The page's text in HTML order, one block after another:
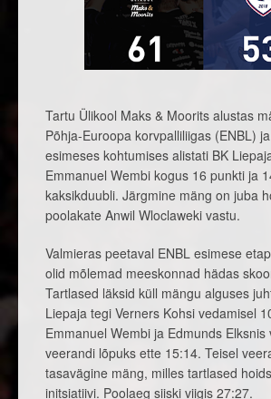
Tartu Ülikool Maks & Moorits alustas
Põhja-Euroopa korvpalliliigas (ENBL)
esimeses kohtumises alistati BK
Emmanuel Wembi kogus 16 punkti ja
kaksikduubli. Järgmine mäng on juba
poolakate Anwil Wloclaweki vastu.
Valmieras peetaval ENBL esimese
olid mõlemad meeskonnad hädas
Tartlased läksid küll mängu alguses
Liepaja tegi Verners Kohsi vedamisel
Emmanuel Wembi ja Edmunds Elksnis
veerandi lõpuks ette 15:14. Teisel
tasavägine mäng, milles tartlased
initsiatiivi. Poolaeg siiski viigis 27:27.